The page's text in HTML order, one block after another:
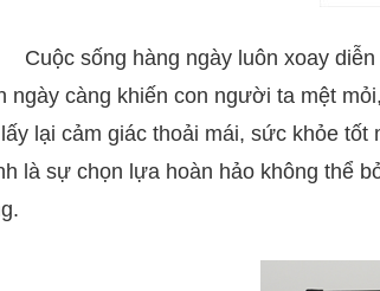
sống hàng ngày luôn xoay diễn
ngày càng khiến con người ta mệt
lại cảm giác thoải mái, sức khỏe
là sự chọn lựa hoàn hảo không thể